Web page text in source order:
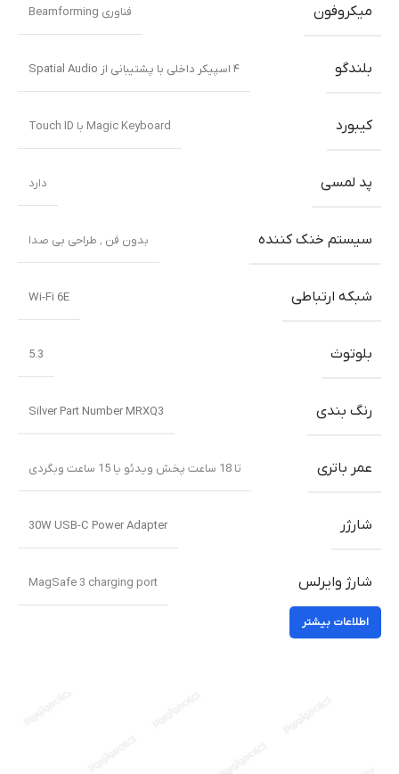
میکروفون فناوری Beamforming
بلندگو ۴ اسپیکر داخلی با پشتیبانی از Spatial Audio
کیبورد Magic Keyboard با Touch ID
پد لمسی دارد
سیستم خنک کننده بدون فن ٬ طراحی بی صدا
شبکه ارتباطی Wi-Fi 6E
بلوتوث 5.3
رنگ بندی Silver Part Number MRXQ3
عمر باتری تا 18 ساعت پخش ویدئو یا 15 ساعت وبگردی
شارژر 30W USB-C Power Adapter
شارژ وایرلس MagSafe 3 charging port
اطلاعات بیشتر